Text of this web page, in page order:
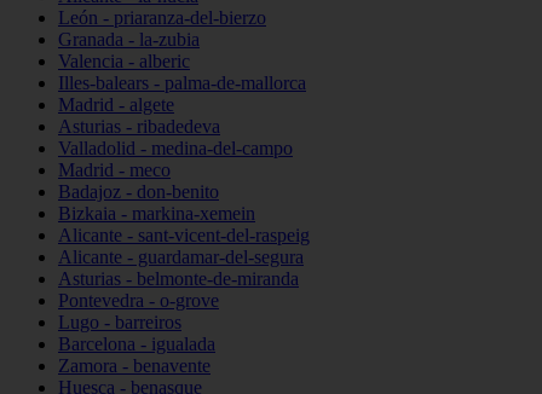
León - priaranza-del-bierzo
Granada - la-zubia
Valencia - alberic
Illes-balears - palma-de-mallorca
Madrid - algete
Asturias - ribadedeva
Valladolid - medina-del-campo
Madrid - meco
Badajoz - don-benito
Bizkaia - markina-xemein
Alicante - sant-vicent-del-raspeig
Alicante - guardamar-del-segura
Asturias - belmonte-de-miranda
Pontevedra - o-grove
Lugo - barreiros
Barcelona - igualada
Zamora - benavente
Huesca - benasque